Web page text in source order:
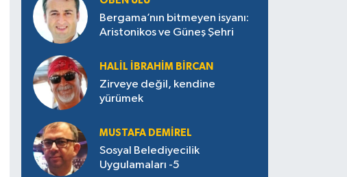
Bergama’nın bitmeyen isyanı:
Aristonikos ve Güneş Şehri
HALIL İBRAHIM BIRCAN
Zirveye değil, kendine
yürümek
MUSTAFA DEMIREL
Sosyal Belediyecilik
Uygulamaları -5